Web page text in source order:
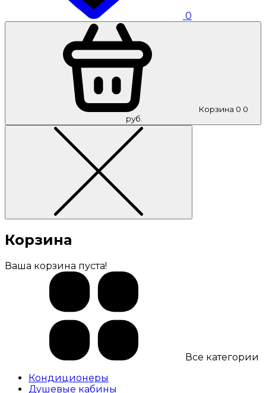
0
Корзина 0 0
руб.
Корзина
Ваша корзина пуста!
Все категории
Кондиционеры
Душевые кабины